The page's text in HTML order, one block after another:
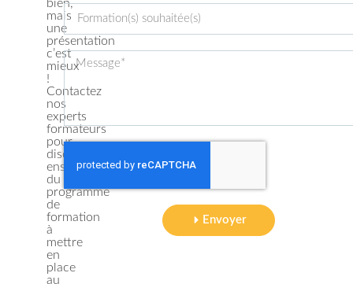
bien,
mais
une
présentation
c’est
mieux
!
Contactez
nos
experts
formateurs
pour
discuter
ensemble
du
programme
de
formation
à
mettre
en
place
au
Envoyer